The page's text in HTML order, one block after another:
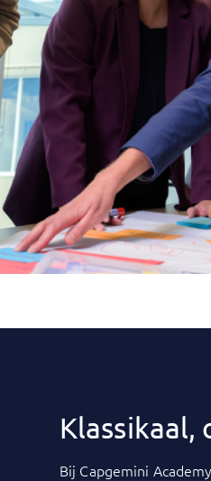
Klassikaal,
Bij Capgemini Academy